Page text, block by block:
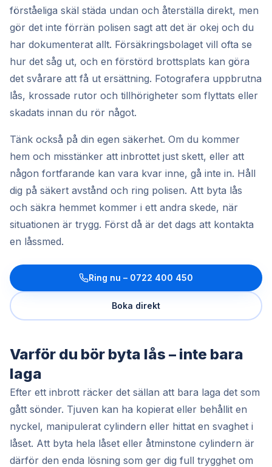
förståeliga skäl städa undan och återställa direkt, men
gör det inte förrän polisen sagt att det är okej och du
har dokumenterat allt. Försäkringsbolaget vill ofta se
hur det såg ut, och en förstörd brottsplats kan göra
det svårare att få ut ersättning. Fotografera uppbrutna
lås, krossade rutor och tillhörigheter som flyttats eller
skadats innan du rör något.
Tänk också på din egen säkerhet. Om du kommer
hem och misstänker att inbrottet just skett, eller att
någon fortfarande kan vara kvar inne, gå inte in. Håll
dig på säkert avstånd och ring polisen. Att byta lås
och säkra hemmet kommer i ett andra skede, när
situationen är trygg. Först då är det dags att kontakta
en låssmed.
Ring nu – 0722 400 450
Boka direkt
Varför du bör byta lås – inte bara
laga
Efter ett inbrott räcker det sällan att bara laga det som
gått sönder. Tjuven kan ha kopierat eller behållit en
nyckel, manipulerat cylindern eller hittat en svaghet i
låset. Att byta hela låset eller åtminstone cylindern är
därför den enda lösning som ger dig full trygghet om